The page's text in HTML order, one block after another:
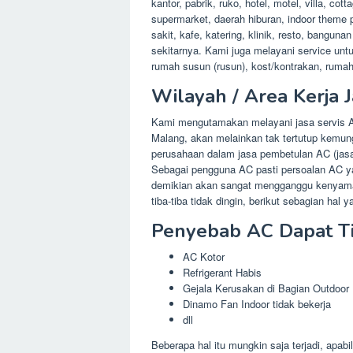
supermarket, daerah hiburan, indoor
sakit, kafe, katering, klinik, resto,
sekitarnya. Kami juga melayani service
rumah susun (rusun), kost/kontrakan,
Wilayah / Area Kerja
Kami mengutamakan melayani jasa servis
Malang, akan melainkan tak tertutup
perusahaan dalam jasa pembetulan AC
Sebagai pengguna AC pasti persoalan AC
demikian akan sangat mengganggu
tiba-tiba tidak dingin, berikut sebagian hal
Penyebab AC Dapat
AC Kotor
Refrigerant Habis
Gejala Kerusakan di Bagian Outdoor
Dinamo Fan Indoor tidak bekerja
dll
Beberapa hal itu mungkin saja terjadi,